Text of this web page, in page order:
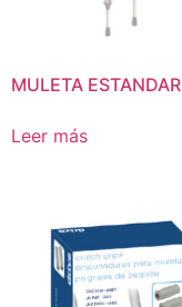
MULETA ESTANDAR
Leer más